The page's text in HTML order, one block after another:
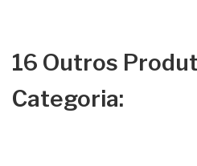
16 Outros
Categoria: